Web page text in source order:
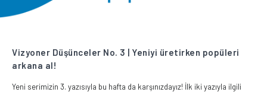
Vizyoner Düşünceler No. 3 | Yeniyi üretirken popüleri
arkana al!
Yeni serimizin 3. yazısıyla bu hafta da karşınızdayız! İlk iki yazıyla ilgili